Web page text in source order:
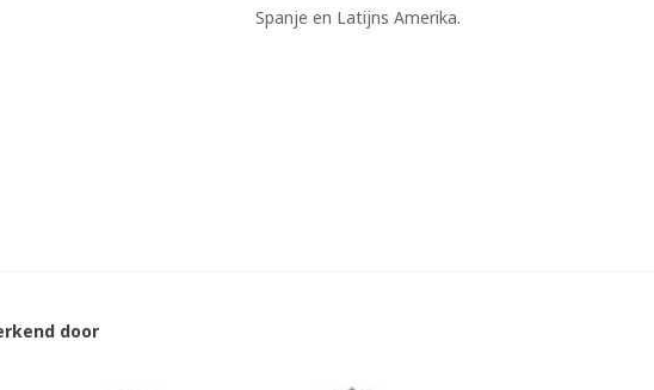
Spanje en Latijns Amerika.
door